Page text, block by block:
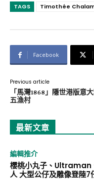
TAGS Timothée
Facebook
Previous article
「馬灣1868」隱世港版意大
五漁村
最新文章
編輯推介
櫻桃小丸子、Ultraman
人 大型公仔及雕像登陸7